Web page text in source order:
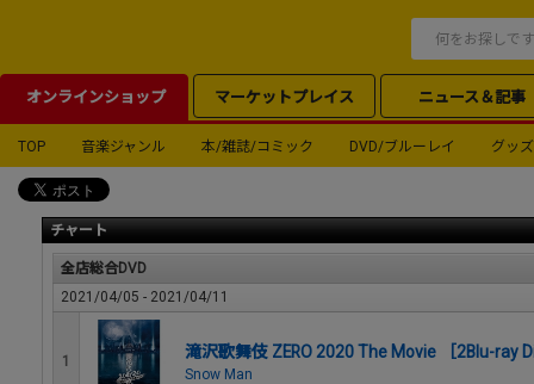
オンラインショップ マーケットプレイス ニュース＆記事
TOP 音楽ジャンル 本/雑誌/コミック DVD/ブルーレイ グッズ
チャート
全店総合DVD
2021/04/05 - 2021/04/11
1 滝沢歌舞伎 ZERO 2020 The Movie ［2Blu-ray
Snow Man